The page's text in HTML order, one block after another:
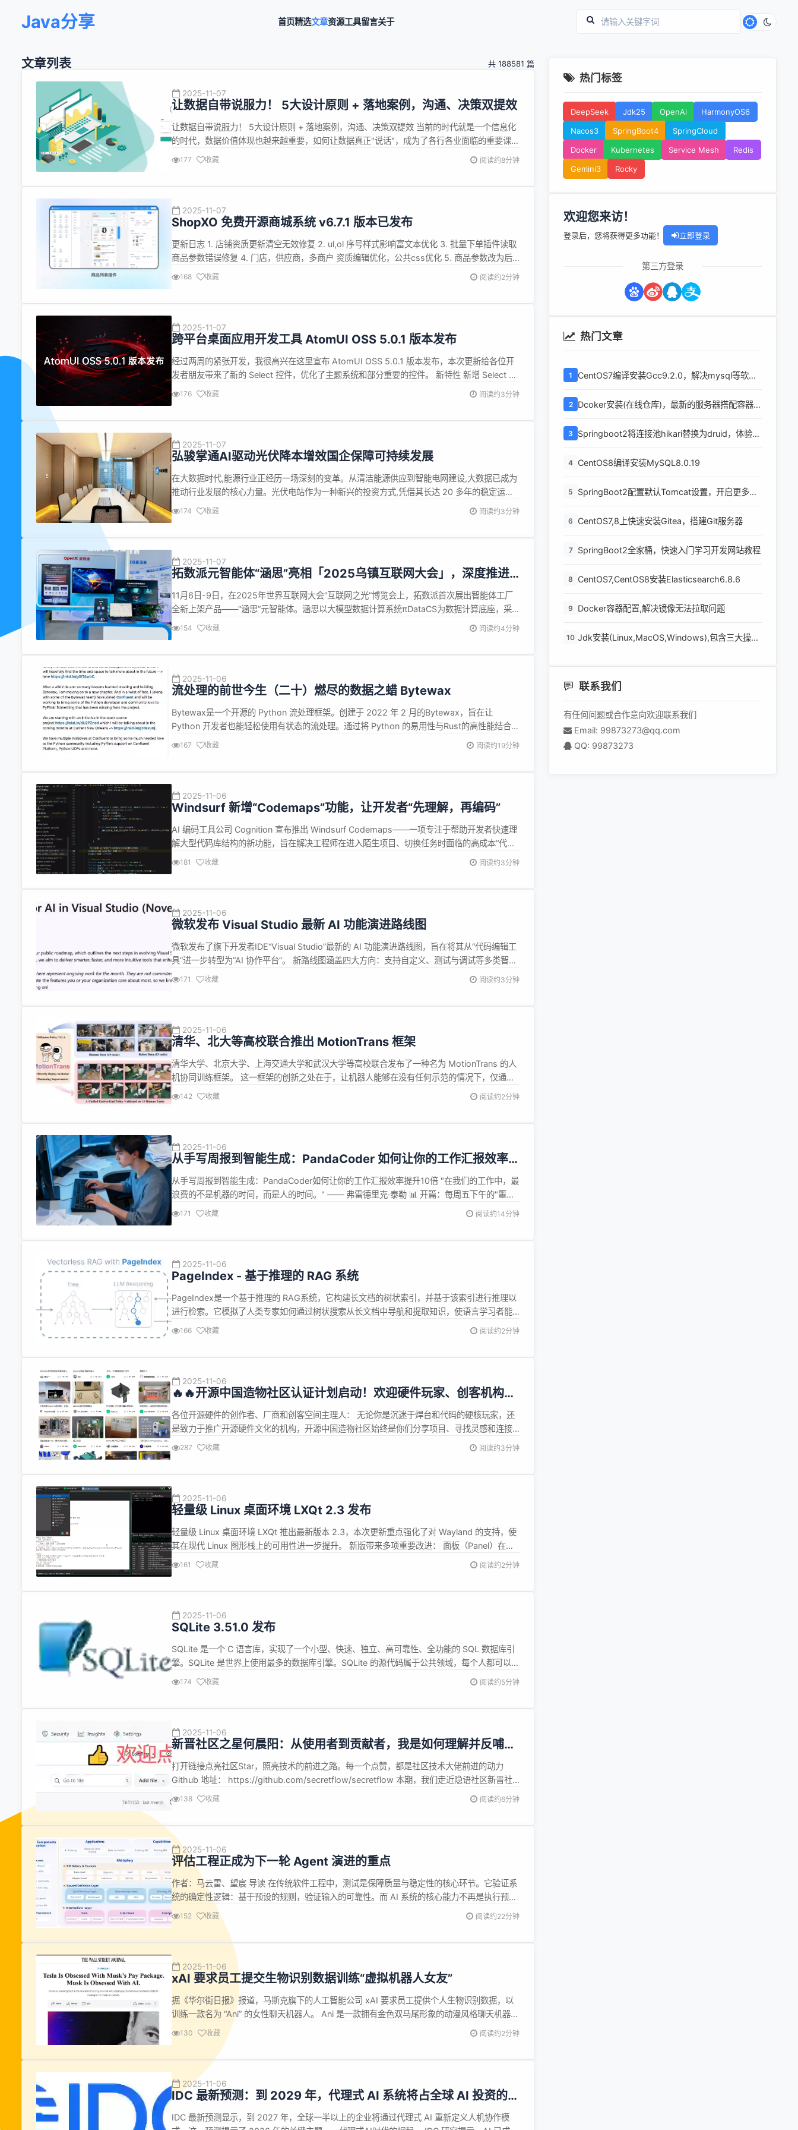
Java分享 首页精选文章资源工具留言关于
文章列表 共 188581 篇
2025-11-07
让数据自带说服力！ 5大设计原则 + 落地案例，沟通、决策双提效
让数据自带说服力！ 5大设计原则 + 落地案例，沟通、决策双提效 当前的时代就是一个信息化
的时代，数据价值体现也越来越重要，如何让数据真正"说话"，成为了各行各业面临的重要课
题。想象一下，复杂的数据通过生动、直观的大屏展示，一目了然地呈现出最关键的信息，帮
177 收藏 阅读约8分钟
2025-11-07
ShopXO 免费开源商城系统 v6.7.1 版本已发布
更新日志 1. 店铺资质更新清空无效修复 2. ul,ol 序号样式影响富文本优化 3. 批量下单插件读取
商品参数错误修复 4. 门店，供应商，多商户 资质编辑优化，公共css优化 5. 商品参数改为后
端固定模板格式 6. 表单支持编辑和细节优化 7. 数据看板页面错误修复，支付方式比例增加一位
168 收藏 阅读约2分钟
2025-11-07
跨平台桌面应用开发工具 AtomUI OSS 5.0.1 版本发布
经过两周的紧张开发，我很高兴在这里宣布 AtomUI OSS 5.0.1 版本发布，本次更新给各位开
发者朋友带来了新的 Select 控件，优化了主题系统和部分重要的控件。 新特性 新增 Select 控
件 实现数据表格列拖动改变列宽 全新的 List 控件实现 优化 优化 MenuFlyout 的数据源绑定生
176 收藏 阅读约3分钟
2025-11-07
弘骏掌通AI驱动光伏降本增效国企保障可持续发展
在大数据时代,能源行业正经历一场深刻的变革。从清洁能源供应到智能电网建设,大数据已成为
推动行业发展的核心力量。光伏电站作为一种新兴的投资方式,凭借其长达 20 多年的稳定运营
和可观收益,吸引了众多投资者的目光。然而,高额的前期投资成本和较长的回收期,也让不少潜在
174 收藏 阅读约3分钟
2025-11-07
拓数派元智能体“涵思”亮相「2025乌镇互联网大会」，深度推进
智能体落地产业
11月6日-9日，在2025年世界互联网大会“互联网之光”博览会上，拓数派首次展出智能体工厂
全新上架产品——“涵思”元智能体。涵思以大模型数据计算系统πDataCS为数据计算底座，采
用先进的模块化架构，深度融合数据与智能体AI，能够快速适配用户多样场景，无门槛搭建专
154 收藏 阅读约4分钟
2025-11-06
流处理的前世今生（二十）燃尽的数据之蜡 Bytewax
Bytewax是一个开源的 Python 流处理框架。创建于 2022 年 2 月的Bytewax，旨在让
Python 开发者也能轻松使用有状态的流处理。通过将 Python 的易用性与Rust的高性能结合，
Bytewax 对分布式流处理领域中 Java 虚拟机的主导地位发起挑战——根据独立基准测试，其
167 收藏 阅读约19分钟
2025-11-06
Windsurf 新增“Codemaps”功能，让开发者“先理解，再编码”
AI 编码工具公司 Cognition 宣布推出 Windsurf Codemaps——一项专注于帮助开发者快速理
解大型代码库结构的新功能，旨在解决工程师在进入陌生项目、切换任务时面临的高成本“代码
理解”难题。 Cognition 指出，许多工程师往往需要数周甚至数月才能熟悉复杂系统，而现有 AI
181 收藏 阅读约3分钟
2025-11-06
微软发布 Visual Studio 最新 AI 功能演进路线图
微软发布了旗下开发者IDE“Visual Studio”最新的 AI 功能演进路线图，旨在将其从“代码编辑工
具”进一步转型为“AI 协作平台”。 新路线图涵盖四大方向：支持自定义、测试与调试等多类智能
体并发运行；优化聊天功能，引入斜杠命令提升交互效率；全面实施MCP规范，强化企业级安
171 收藏 阅读约3分钟
2025-11-06
清华、北大等高校联合推出 MotionTrans 框架
清华大学、北京大学、上海交通大学和武汉大学等高校联合发布了一种名为 MotionTrans 的人
机协同训练框架。 这一框架的创新之处在于，让机器人能够在没有任何示范的情况下，仅通过
观察人类的动作，学习和执行新的技能。这标志着机器人学习领域的一次重大突破。 传统的机
142 收藏 阅读约2分钟
2025-11-06
从手写周报到智能生成：PandaCoder 如何让你的工作汇报效率
提升 10 倍
从手写周报到智能生成：PandaCoder如何让你的工作汇报效率提升10倍 "在我们的工作中，最
浪费的不是机器的时间，而是人的时间。" —— 弗雷德里克·泰勒 📊 开篇：每周五下午的"噩梦"
每到周五下午，你是否也面临这样的场景： 🤔 盯着空白的周报文档发呆，回忆这一周到底做了
171 收藏 阅读约14分钟
2025-11-06
PageIndex - 基于推理的 RAG 系统
PageIndex是一个基于推理的 RAG系统，它构建长文档的树状索引，并基于该索引进行推理以
进行检索。它模拟了人类专家如何通过树状搜索从长文档中导航和提取知识，使语言学习者能
够思考和推理，从而找到最相关的文档部分。它分两步执行检索： 生成文档的“目录”树状结构
166 收藏 阅读约2分钟
2025-11-06
🔥🔥开源中国造物社区认证计划启动！欢迎硬件玩家、创客机构正
式入驻！
各位开源硬件的创作者、厂商和创客空间主理人： 无论你是沉迷于焊台和代码的硬核玩家，还
是致力于推广开源硬件文化的机构，开源中国造物社区始终是你们分享项目、寻找灵感和连接
同好的重要阵地。 现在，我们为各位“造物大咖”开启了官方入驻认证通道！完成认证，即可为
287 收藏 阅读约3分钟
2025-11-06
轻量级 Linux 桌面环境 LXQt 2.3 发布
轻量级 Linux 桌面环境 LXQt 推出最新版本 2.3，本次更新重点强化了对 Wayland 的支持，使
其在现代 Linux 图形栈上的可用性进一步提升。 新版带来多项重要改进： 面板（Panel）在
Wayland 下支持更完善，桌面切换器也能适配更多支持 ext-workspaces-v1 协议的合成器。
161 收藏 阅读约2分钟
2025-11-06
SQLite 3.51.0 发布
SQLite 是一个 C 语言库，实现了一个小型、快速、独立、高可靠性、全功能的 SQL 数据库引
擎。SQLite 是世界上使用最多的数据库引擎。SQLite 的源代码属于公共领域，每个人都可以免
费使用，用于任何目的。 SQLite3.51.0 现已发布，更新内容如下： sqlite3.h中的新宏：
174 收藏 阅读约5分钟
2025-11-06
新晋社区之星何晨阳：从使用者到贡献者，我是如何理解并反哺开
源？
打开链接点亮社区Star，照亮技术的前进之路。每一个点赞，都是社区技术大佬前进的动力
Github 地址： https://github.com/secretflow/secretflow 本期，我们走近隐语社区新晋社
区之星------何晨阳，从一次普通的产品调研到深入理解架构、提出方案、提交代码的过程
138 收藏 阅读约6分钟
2025-11-06
评估工程正成为下一轮 Agent 演进的重点
作者：马云雷、望宸 导读 在传统软件工程中，测试是保障质量与稳定性的核心环节。它验证系
统的确定性逻辑：基于预设的规则，验证输入的可靠性。而 AI 系统的核心能力不再是执行预设
的规则，而是基于概率模型进行推理和生成。结果的不确定性、语义的多义性、以及上下文的
敏感性，使得原有测试方法难以刻画模型行为。这一转变，促使评估工程成为下一轮 Agent 演
进的重点。 评...
152 收藏 阅读约22分钟
2025-11-06
xAI 要求员工提交生物识别数据训练“虚拟机器人女友”
据《华尔街日报》报道，马斯克旗下的人工智能公司 xAI 要求员工提供个人生物识别数据，以
训练一款名为 “Ani” 的女性聊天机器人。 Ani 是一款拥有金色双马尾形象的动漫风格聊天机器
人，设有成人内容选项，旨在为订阅 x 平台 SuperGrok 服务的用户提供交互体验。
SuperGrok 的月费为30美元（约合213.8元人民币）。在今年4月的一次内部会议...
130 收藏 阅读约2分钟
2025-11-06
IDC 最新预测：到 2029 年，代理式 AI 系统将占全球 AI 投资的近
一半
IDC 最新预测显示，到 2027 年，全球一半以上的企业将通过代理式 AI 重新定义人机协作模
热门标签
DeepSeek Jdk25 OpenAi
HarmonyOS6
Nacos3
SpringBoot4
SpringCloud
Docker
Kubernetes Service Mesh
Redis
Gemini3
Rocky
欢迎您来访！
登录后，您将获得更多功能！ 立即登录
第三方登录
热门文章
1
CentOS7编译安装Gcc9.2.0，解决mysql等软件
2
Dcoker安装(在线仓库)，最新的服务器搭配容器使
3
Springboot2将连接池hikari替换为druid，体验最
4 CentOS8编译安装MySQL8.0.19
5
SpringBoot2配置默认Tomcat设置，开启更多高
6 CentOS7,8上快速安装Gitea，搭建Git服务器
7 SpringBoot2全家桶，快速入门学习开发网站教程
8 CentOS7,CentOS8安装Elasticsearch6.8.6
9 Docker容器配置,解决镜像无法拉取问题
10 Jdk安装(Linux,MacOS,Windows),包含三大操作
联系我们
有任何问题或合作意向欢迎联系我们
Email: 99873273@qq.com
QQ: 99873273